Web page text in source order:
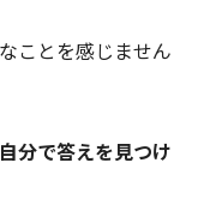
ことを感じません
分で答えを見つけ